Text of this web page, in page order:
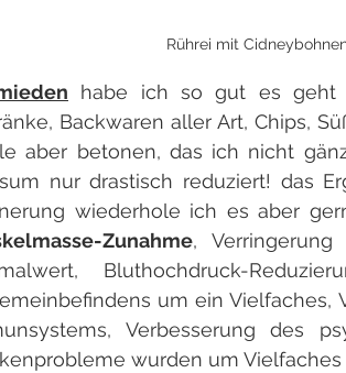
Rührei mit
habe ich so gut es geht
Backwaren aller Art, Chips,
aber betonen, das ich nicht
nur drastisch reduziert! das
wiederhole ich es aber
Zunahme,
Bluthochdruck-
um ein Vielfaches,
Verbesserung des
wurden um Vielfaches